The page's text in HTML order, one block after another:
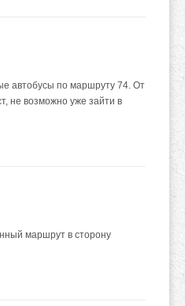
автобусы по маршруту 74. От
не возможно уже зайти в
маршрут в сторону